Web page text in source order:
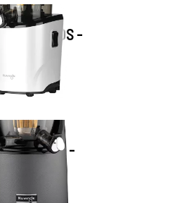
REVO830S -
204
EVO820S -